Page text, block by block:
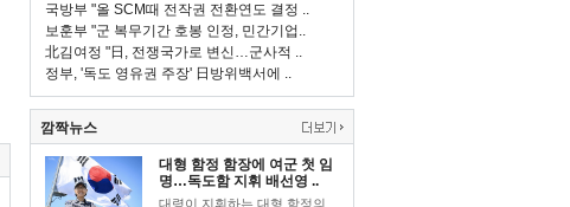
국방부 "올 SCM때 전작권 전환연도 결정 ..
보훈부 "군 복무기간 호봉 인정, 민간기업..
北김여정 "日, 전쟁국가로 변신…군사적 ..
정부, '독도 영유권 주장' 日방위백서에 ..
깜짝뉴스
대형 함정 함장에 여군 첫 임
명…독도함 지휘 배선영 ..
대령이 지휘하는 대형 함정의